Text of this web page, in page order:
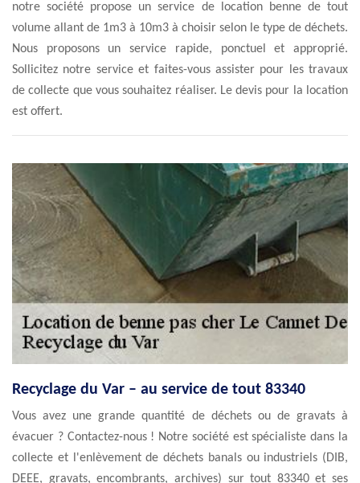
notre société propose un service de location benne de tout
volume allant de 1m3 à 10m3 à choisir selon le type de déchets.
Nous proposons un service rapide, ponctuel et approprié.
Sollicitez notre service et faites-vous assister pour les travaux
de collecte que vous souhaitez réaliser. Le devis pour la location
est offert.
Recyclage du Var – au service de tout 83340
Vous avez une grande quantité de déchets ou de gravats à
évacuer ? Contactez-nous ! Notre société est spécialiste dans la
collecte et l'enlèvement de déchets banals ou industriels (DIB,
DEEE, gravats, encombrants, archives) sur tout 83340 et ses